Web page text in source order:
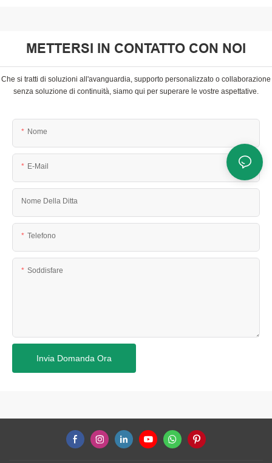
METTERSI IN CONTATTO CON NOI
Che si tratti di soluzioni all'avanguardia, supporto personalizzato o collaborazione
senza soluzione di continuità, siamo qui per superare le vostre aspettative.
Nome
E-Mail
Nome Della Ditta
Telefono
Soddisfare
Invia Domanda Ora